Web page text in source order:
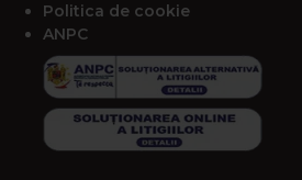
Politica de cookie
ANPC